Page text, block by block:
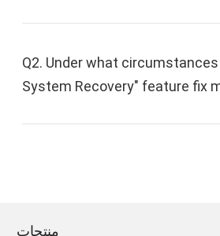
Q2. Under what circumstances
System Recovery" feature fix
منتجات